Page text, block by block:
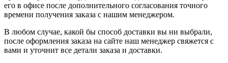
его в офисе после дополнительного согласования точного
времени получения заказа с нашим менеджером.
В любом случае, какой бы способ доставки вы ни выбрали,
после оформления заказа на сайте наш менеджер свяжется с
вами и уточнит все детали заказа и доставки.